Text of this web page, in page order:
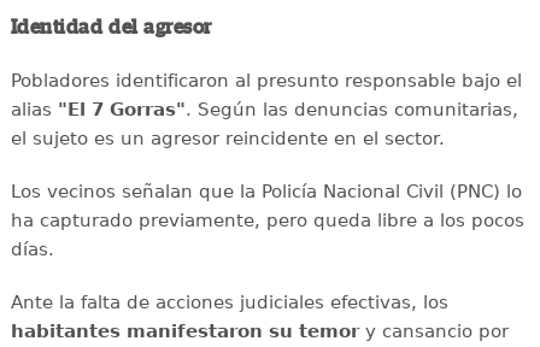
Identidad del agresor
Pobladores identificaron al presunto responsable bajo el
alias "El 7 Gorras". Según las denuncias comunitarias,
el sujeto es un agresor reincidente en el sector.
Los vecinos señalan que la Policía Nacional Civil (PNC) lo
ha capturado previamente, pero queda libre a los pocos
días.
Ante la falta de acciones judiciales efectivas, los
habitantes manifestaron su temory cansancio por